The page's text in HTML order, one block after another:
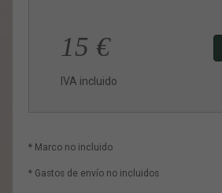
15 €
IVA incluido
* Marco no incluido
* Gastos de envío no incluidos